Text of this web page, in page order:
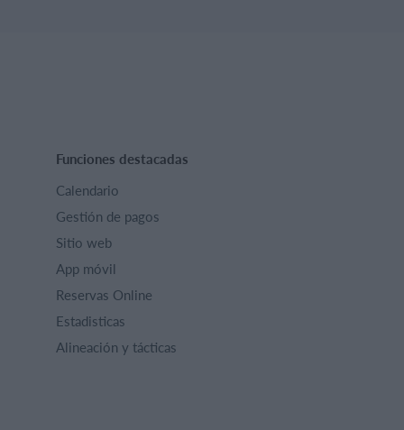
Funciones destacadas
Calendario
Gestión de pagos
Sitio web
App móvil
Reservas Online
Estadisticas
Alineación y tácticas